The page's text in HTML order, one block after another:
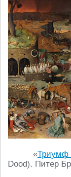
«Триумф
Dood). Питер